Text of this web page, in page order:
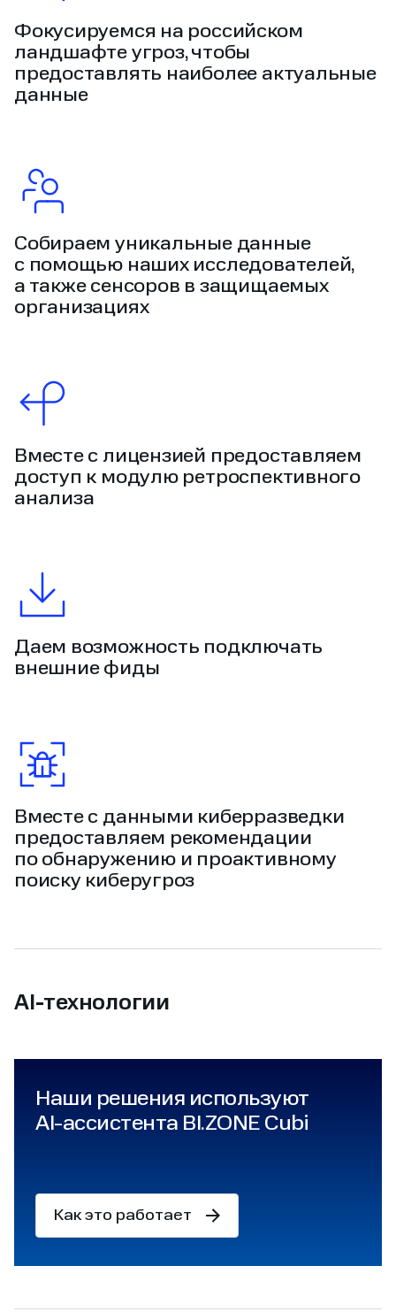
Фокусируемся на российском
ландшафте угроз, чтобы
предоставлять наиболее актуальные
данные
Собираем уникальные данные
с помощью наших исследователей,
а также сенсоров в защищаемых
организациях
Вместе с лицензией предоставляем
доступ к модулю ретроспективного
анализа
Даем возможность подключать
внешние фиды
Вместе с данными киберразведки
предоставляем рекомендации
по обнаружению и проактивному
поиску киберугроз
AI‑технологии
Наши решения используют
AI‑ассистента BI.ZONE Cubi
Как это работает